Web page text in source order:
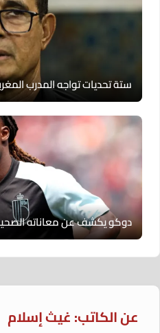
ستة تحديات تواجه المدرب
دوكو يكشف عن معاناته الصحية
عن الكاتب: غيث إسلام